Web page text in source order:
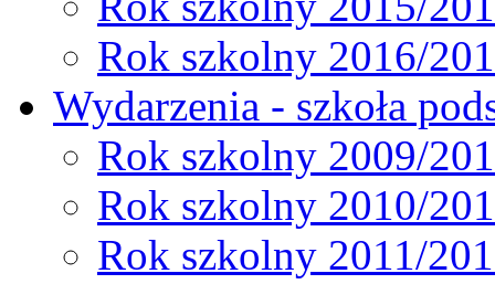
Rok szkolny 2016/
Wydarzenia - szkoła
Rok szkolny 2009/
Rok szkolny 2010/
Rok szkolny 2011/